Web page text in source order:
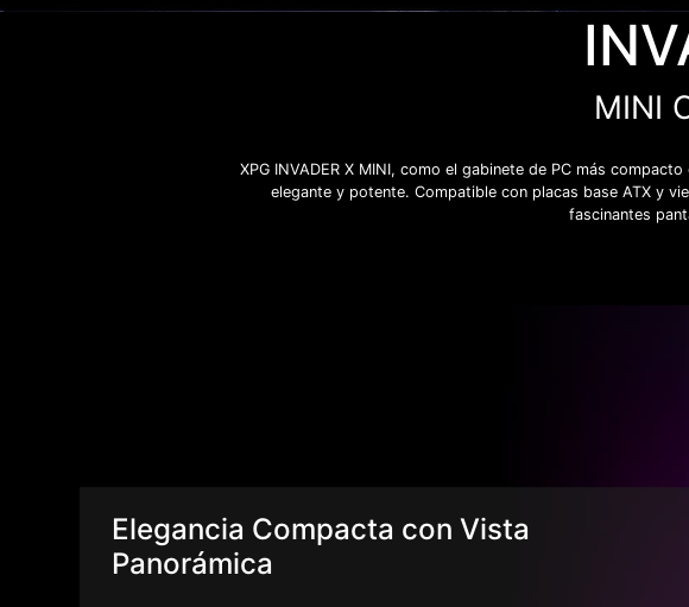
MINI
XPG INVADER X MINI, como el gabinete de PC más
elegante y potente. Compatible con placas base ATX y
fascinantes
Elegancia Compacta con Vista
Panorámica